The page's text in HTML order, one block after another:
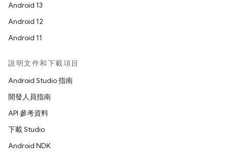
Android 13
Android 12
Android 11
說明文件和下載項目
Android Studio 指南
開發人員指南
API 參考資料
下載 Studio
Android NDK